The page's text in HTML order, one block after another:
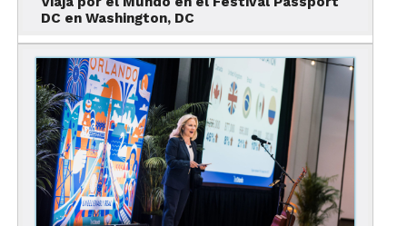
Brett Vibber, The Table
Daniel Poss, Root Food + Wine
Emiliano Marentes, ELEMI
Restaurant
Quy Hoang, Blood Bros. BBQ
Paula E. Lowe, The Manchester
DC en Washington, DC